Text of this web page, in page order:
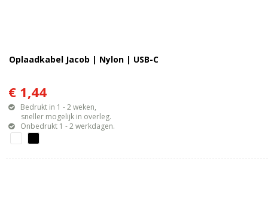
Oplaadkabel Jacob | Nylon | USB-C
€ 1,44
Bedrukt in 1 - 2 weken,
sneller mogelijk in overleg.
Onbedrukt 1 - 2 werkdagen.